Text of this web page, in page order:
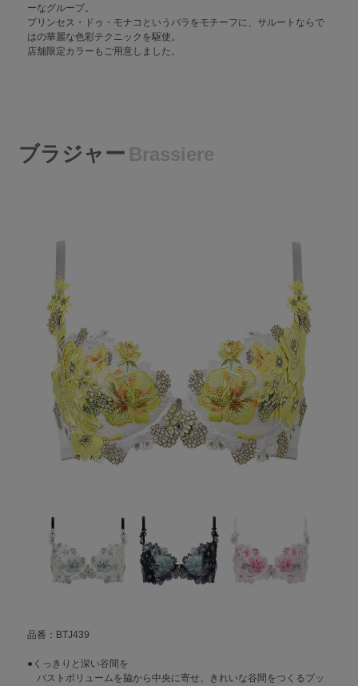
ーなグループ。
プリンセス・ドゥ・モナコというバラをモチーフに、サルートならで
はの華麗な色彩テクニックを駆使。
店舗限定カラーもご用意しました。
ブラジャー Brassiere
品番：BTJ439
●くっきりと深い谷間を
バストボリュームを脇から中央に寄せ、きれいな谷間をつくるプッ